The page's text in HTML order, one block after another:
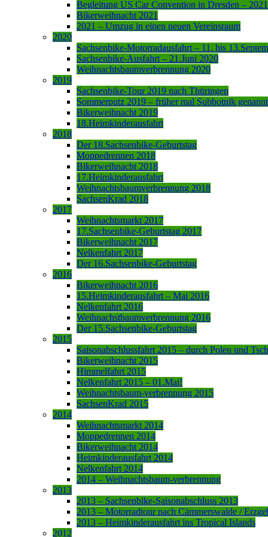
Begleitung US Car Convention in Dresden – 2021
Bikerweihnacht 2021
2021 – Umzug in einen neuen Vereinsraum
2020
Sachsenbike-Motorradausfahrt – 11. bis
Sachsenbike-Ausfahrt – 21.Juni 2020
Weihnachtsbaumverbrennung 2020
2019
Sachsenbike-Tour 2019 nach Thüringen
Sommerputz 2019 – früher mal Subbotnik genannt
Bikerweihnacht 2019
18.Heimkinderausfahrt
2018
Der 18.Sachsenbike-Geburtstag
Moppedrennen 2018
Bikerweihnacht 2018
17.Heimkinderausfahrt
Weihnachtsbaumverbrennung 2018
SachsenKrad 2018
2017
Weihnachtsmarkt 2017
17.Sachsenbike-Geburtstag 2017
Bikerweihnacht 2017
Nelkenfahrt 2017
Der 16.Sachsenbike-Geburtstag
2016
Bikerweihnacht 2016
15.Heimkinderausfahrt – Mai 2016
Nelkenfahrt 2016
Weihnachstbaumverbrennung 2016
Der 15.Sachsenbike-Geburtstag
2015
Saisonabschlussfahrt 2015 – durch Polen und
Bikerweihnacht 2015
Himmelfahrt 2015
Nelkenfahrt 2015 – 01.Mai!
Weihnachtsbaum-verbrennung 2015
SachsenKrad 2015
2014
Weihnachtsmarkt 2014
Moppedrennen 2014
Bikerweihnacht 2014
Heimkinderausfahrt 2014
Nelkenfahrt 2014
2014 – Weihnachtsbaum-verbrennung
2013
2013 – Sachsenbike-Saisonabschluss 2013
2013 – Motorradtour nach Cämmerswalde /
2013 – Heimkinderausfahrt ins Tropical Islands
2012